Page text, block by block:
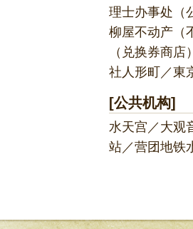
理士办事处（
柳屋不动产（
（兑换券商
社人形町／東
[公共机构]
水天宫／大观
站／营团地铁